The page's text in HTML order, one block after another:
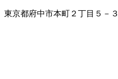
東京都府中市本町２丁目５－３